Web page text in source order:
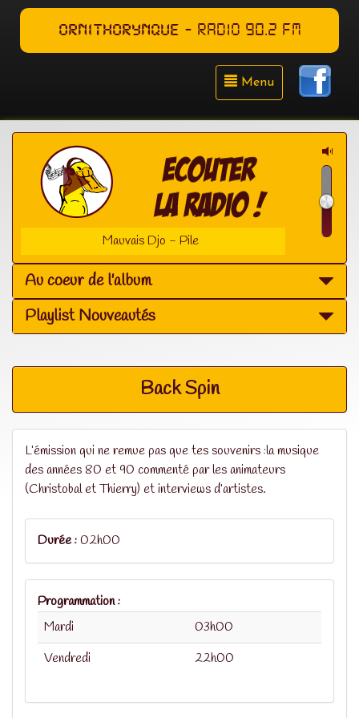
ORNITHORYNQUE - RADIO 90.2 FM
Menu
Mauvais Djo - Pile
Au coeur de l'album
Playlist Nouveautés
Back Spin
L’émission qui ne remue pas que tes souvenirs :la musique
des années 80 et 90 commenté par les animateurs
(Christobal et Thierry) et interviews d’artistes.
Durée :02h00
Programmation :
Mardi
03h00
Vendredi
22h00